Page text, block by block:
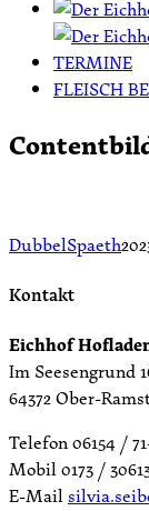
TERMINE
FLEISCH
DubbelSpaeth
Kontakt
Eichhof
Im Seesengrund
64372 Ober-
Telefon 06154 /
Mobil 0173 /
E-Mail